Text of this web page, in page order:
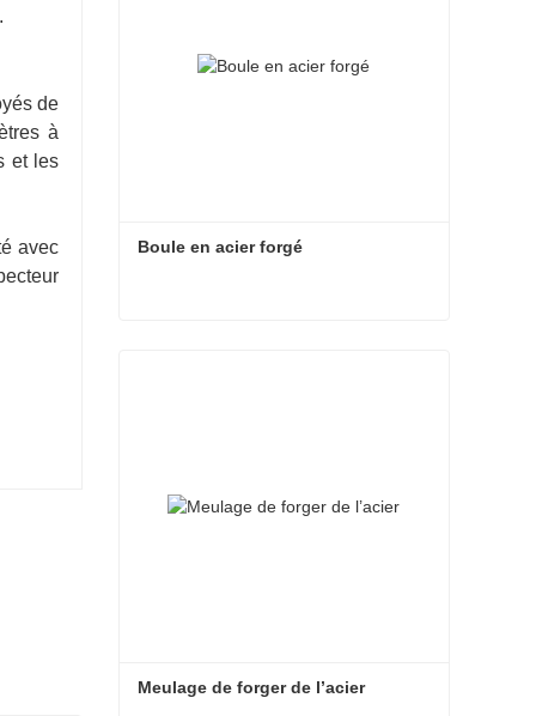
de
à
et les
avec
Boule en acier forgé
Meulage de forger de l’acier